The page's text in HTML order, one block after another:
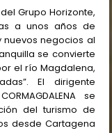
Grupo Horizonte,
a unos años de
negocios al
se convierte
el río Magdalena,
El dirigente
se
del turismo de
desde Cartagena